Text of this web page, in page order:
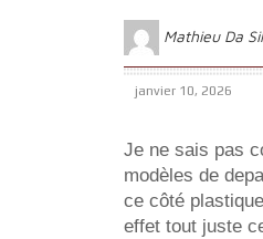
Mathieu Da
janvier 10, 2026
Je ne sais pas
modèles de
ce côté
effet tout juste